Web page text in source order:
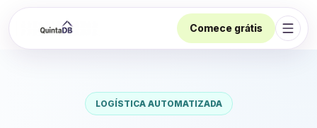
Comece grátis
Abrir
LOGÍSTICA AUTOMATIZADA